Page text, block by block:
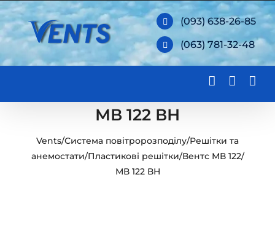
Skip
to
content
(093) 638-26-85
(063) 781-32-48
МВ 122 ВН
Vents/Система повітророзподілу/Решітки та
анемостати/Пластикові решітки/Вентс МВ 122/
МВ 122 ВН